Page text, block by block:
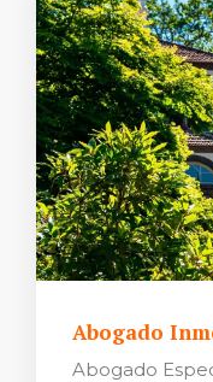
Abogado
Abogado